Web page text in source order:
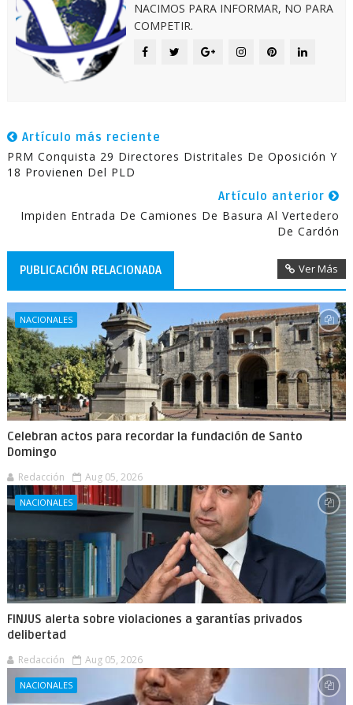
NACIMOS PARA INFORMAR, NO PARA
COMPETIR.
Artículo más reciente
PRM Conquista 29 Directores Distritales De Oposición Y
18 Provienen Del PLD
Artículo anterior
Impiden Entrada De Camiones De Basura Al Vertedero
De Cardón
PUBLICACIÓN RELACIONADA Ver Más
NACIONALES
Celebran actos para recordar la fundación de Santo
Domingo
Redacción Aug 05, 2026
NACIONALES
FINJUS alerta sobre violaciones a garantías privados
delibertad
Redacción Aug 05, 2026
NACIONALES